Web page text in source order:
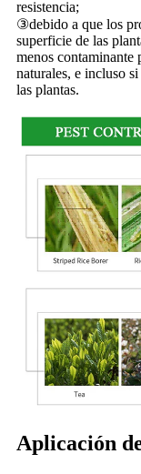
resistencia;
③debido a que los
superficie de las
menos contaminante
naturales, e incluso si
las plantas.
Aplicación